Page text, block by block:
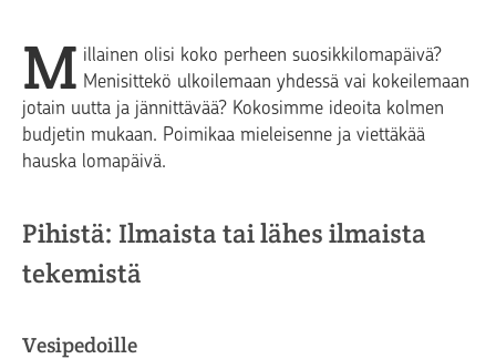
M illainen olisi koko perheen suosikkilomapäivä?
Menisittekö ulkoilemaan yhdessä vai kokeilemaan
jotain uutta ja jännittävää? Kokosimme ideoita kolmen
budjetin mukaan. Poimikaa mieleisenne ja viettäkää
hauska lomapäivä.
Pihistä: Ilmaista tai lähes ilmaista
tekemistä
Vesipedoille